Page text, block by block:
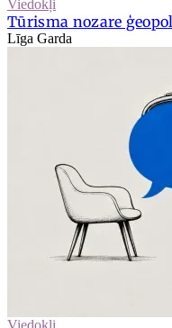
Viedokļi
Tūrisma nozare
Līga Garda
Viedokļi